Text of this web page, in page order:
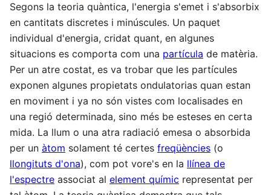
Segons la teoria quàntica, l'energia s'emet i s'absorbix
en cantitats discretes i minúscules. Un paquet
individual d'energia, cridat quant, en algunes
situacions es comporta com una partícula de matèria.
Per un atre costat, es va trobar que les partícules
exponen algunes propietats ondulatorias quan estan
en moviment i ya no són vistes com localisades en
una regió determinada, sino més be esteses en certa
mida. La llum o una atra radiació emesa o absorbida
per un àtom solament té certes freqüències (o
llongituts d'ona), com pot vore's en la llínea de
l'espectre associat al element químic representat per